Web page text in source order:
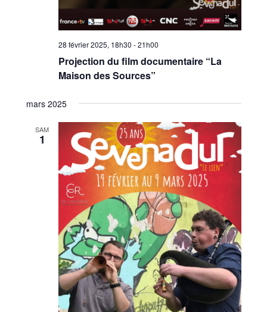
28 février 2025, 18h30 -21h00
Projection du film documentaire “La
Maison des Sources”
mars 2025
SAM
1